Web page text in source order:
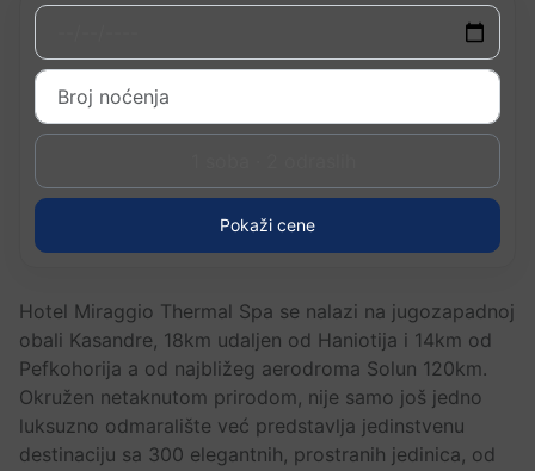
Pokaži cene
Hotel Miraggio Thermal Spa se nalazi na jugozapadnoj
obali Kasandre, 18km udaljen od Haniotija i 14km od
Pefkohorija a od najbližeg aerodroma Solun 120km.
Okružen netaknutom prirodom, nije samo još jedno
luksuzno odmaralište već predstavlja jedinstvenu
destinaciju sa 300 elegantnih, prostranih jedinica, od